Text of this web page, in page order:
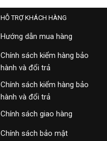
HỖ TRỢ KHÁCH HÀNG
Hướng dẫn mua hàng
Chính sách kiểm hàng bảo
hành và đổi trả
Chính sách kiểm hàng bảo
hành và đổi trả
Chính sách giao hàng
Chính sách bảo mật